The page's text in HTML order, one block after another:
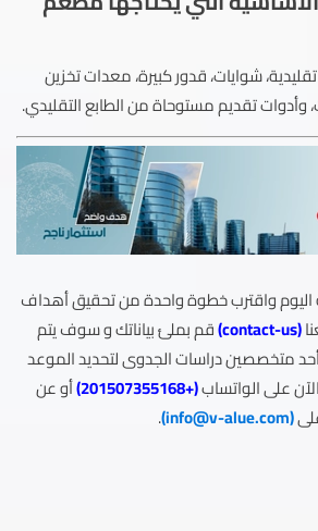
شوايات، قدور كبيرة، معدات تخزين
وأدوات تقديم مستوحاة من الطابع التقليدي.
اليوم واقترب خطوة واحدة من تحقيق أهداف
(
contact-us
)قم بملئ بياناتك و سوف يتم
متخصصين دراسات الجدوى لتحديد الموعد
على الواتساب(
+201507355168
)أو عن
(
info@v-alue.com
)
.